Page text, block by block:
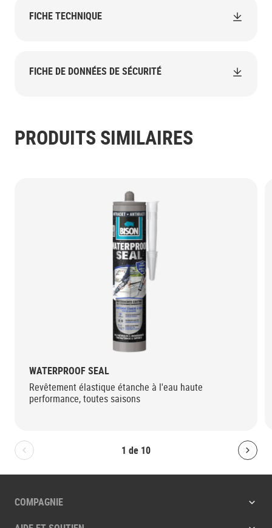
FICHE TECHNIQUE
FICHE DE DONNÉES DE SÉCURITÉ
PRODUITS SIMILAIRES
1 de 10
Bolton.General.PreviousSlide
WATERPROOF SEAL
Revêtement élastique étanche à l'eau haute
performance, toutes saisons
COMPAGNIE